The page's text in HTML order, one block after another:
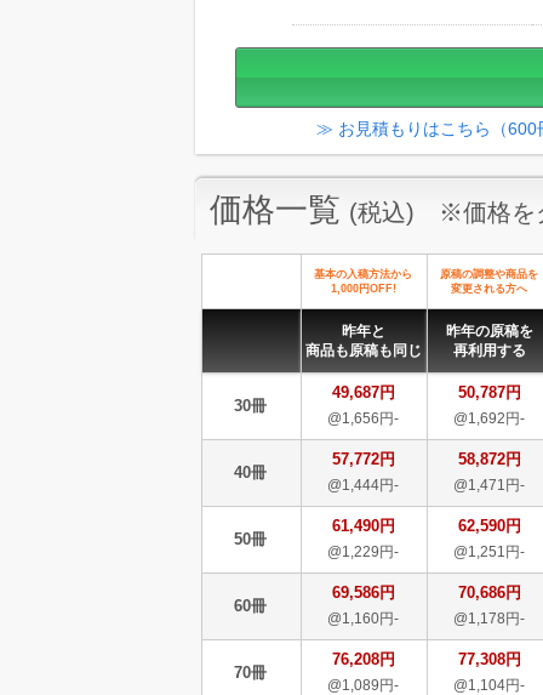
≫ お見積もりはこちら（600
価格一覧 (税込) ※価格を
基本の入稿方法から
1,000円OFF!
原稿の調整や商品を
変更される方へ
昨年と
商品も原稿も同じ
昨年の原稿を
再利用する
30冊
49,687円
@1,656円-
50,787円
@1,692円-
40冊
57,772円
@1,444円-
58,872円
@1,471円-
50冊
61,490円
@1,229円-
62,590円
@1,251円-
60冊
69,586円
@1,160円-
70,686円
@1,178円-
70冊
76,208円
@1,089円-
77,308円
@1,104円-